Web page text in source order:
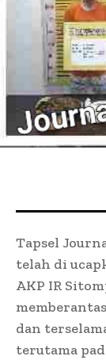
Tapsel
telah di
AKP IR
dan
terutama